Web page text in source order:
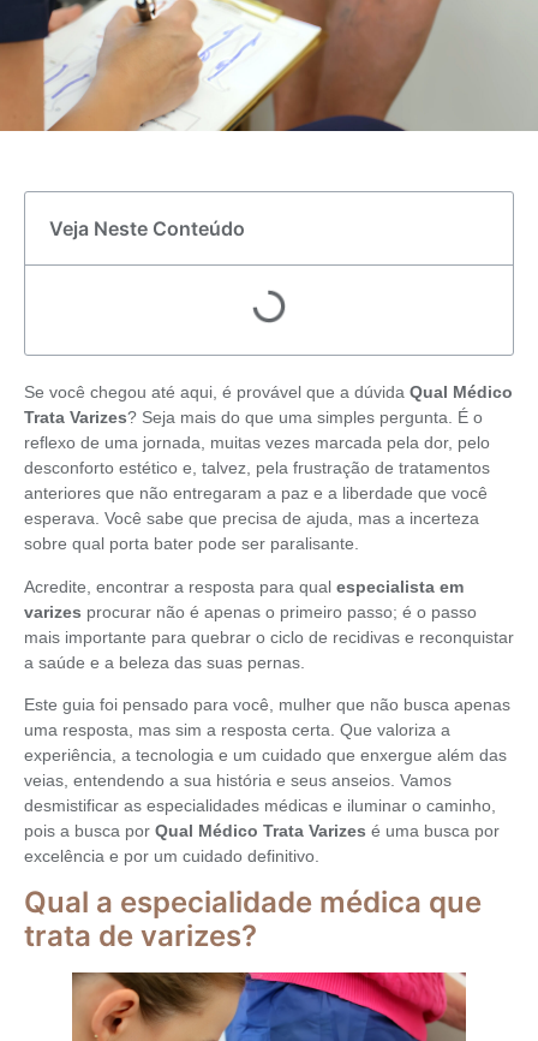
Veja Neste Conteúdo
Se você chegou até aqui, é provável que a dúvida Qual Médico
Trata Varizes? Seja mais do que uma simples pergunta. É o
reflexo de uma jornada, muitas vezes marcada pela dor, pelo
desconforto estético e, talvez, pela frustração de tratamentos
anteriores que não entregaram a paz e a liberdade que você
esperava. Você sabe que precisa de ajuda, mas a incerteza
sobre qual porta bater pode ser paralisante.
Acredite, encontrar a resposta para qual especialista em
varizes procurar não é apenas o primeiro passo; é o passo
mais importante para quebrar o ciclo de recidivas e reconquistar
a saúde e a beleza das suas pernas.
Este guia foi pensado para você, mulher que não busca apenas
uma resposta, mas sim a resposta certa. Que valoriza a
experiência, a tecnologia e um cuidado que enxergue além das
veias, entendendo a sua história e seus anseios. Vamos
desmistificar as especialidades médicas e iluminar o caminho,
pois a busca por Qual Médico Trata Varizes é uma busca por
excelência e por um cuidado definitivo.
Qual a especialidade médica que
trata de varizes?